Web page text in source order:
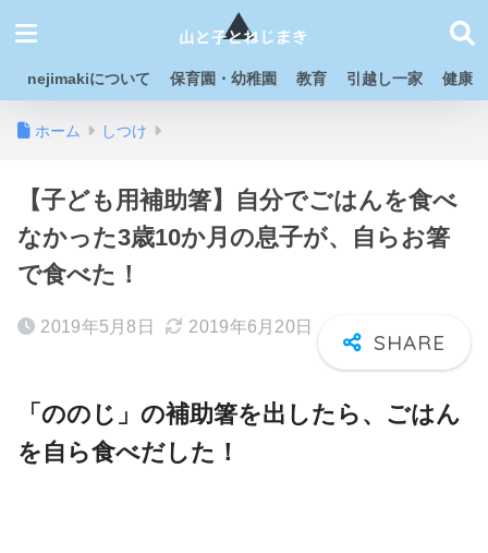
nejimakiについて 保育園・幼稚園 教育 引越し一家 健康
ホーム しつけ
【子ども用補助箸】自分でごはんを食べ
なかった3歳10か月の息子が、自らお箸
で食べた！
2019年5月8日 2019年6月20日
「ののじ」の補助箸を出したら、ごはん
を自ら食べだした！